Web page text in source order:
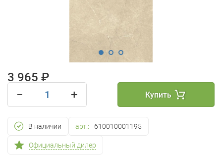
3 965 ₽
−
+ Купить
В наличии арт.: 610010001195
Официальный дилер